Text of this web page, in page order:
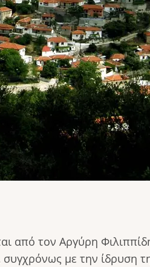
από τον Αργύρη
με την ίδρυση